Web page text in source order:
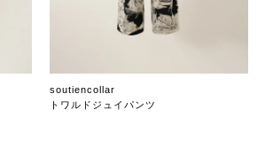
soutiencollar
トワルドジュイパンツ